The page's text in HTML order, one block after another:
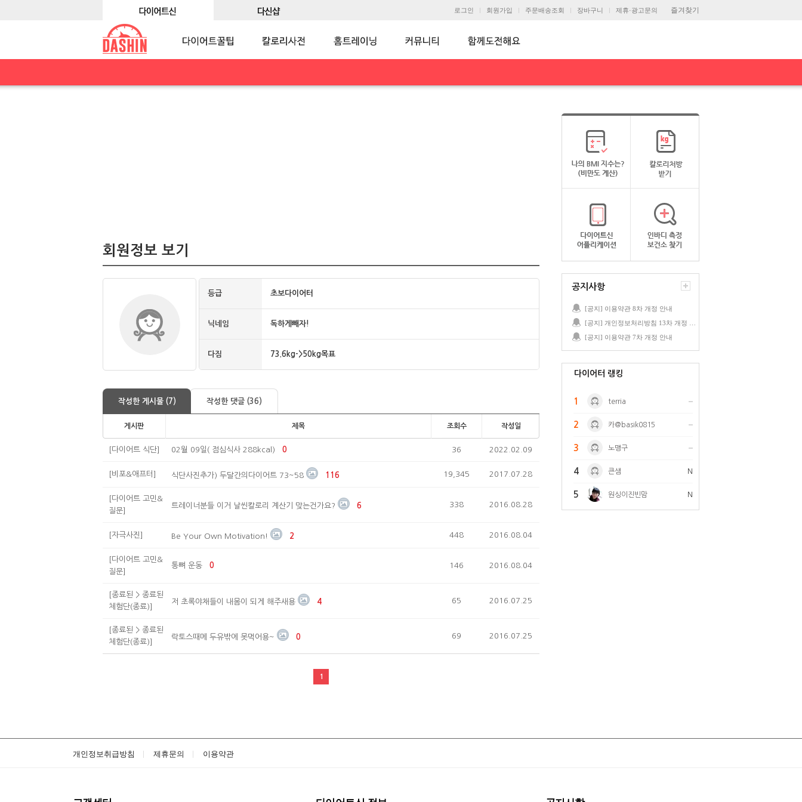
즐겨찾기
로그인 회원가입 주문배송조회 장바구니 제휴·광고문의
회원정보 보기
등급 초보다이어터
닉네임 독하게빼자!
다짐 73.6kg->50kg목표
작성한 게시물 (7) 작성한 댓글 (36)
게시판 제목 조회수 작성일
[다이어트 식단] 02월 09일( 점심식사 288kcal) 0 36 2022.02.09
[비포&애프터] 식단사진추가) 두달간의다이어트 73~58 116 19,345 2017.07.28
[다이어트 고민&
질문]
트레이너분들 이거 날씬칼로리 계산기 맞는건가요? 6 338 2016.08.28
[자극사진] Be Your Own Motivation! 2 448 2016.08.04
[다이어트 고민&
질문]
통뼈 운동 0 146 2016.08.04
[종료된 > 종료된
체험단(종료)]
저 초록야채들이 내몸이 되게 해주새용 4 65 2016.07.25
[종료된 > 종료된
체험단(종료)]
락토스때메 두유밖에 못먹어용~ 0 69 2016.07.25
1
공지사항
[공지] 이용약관 8차 개정 안내
[공지] 이용약관 7차 개정 안내
다이어터 랭킹
1 terria
2 카@basik0815
3 노맹구
4 큰샘 N
5 원싱이진빈맘 N
개인정보취급방침 제휴문의 이용약관